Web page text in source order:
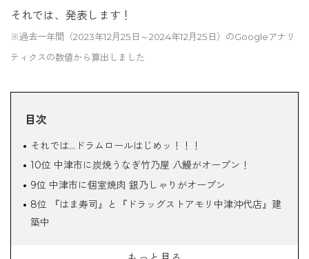
それでは、発表します！
※過去一年間（2023年12月25日～2024年12月25日）のGoogleアナリ
ティクスの数値から算出しました
目次
それでは…ドラムロールはじめッ！！！
10位 中津市に炭焼うなぎ竹乃屋 八鰻がオープン！
9位 中津市に個室焼肉 銀乃しゃりがオープン
8位 『はま寿司』と『ドラッグストアモリ中津沖代店』建
築中